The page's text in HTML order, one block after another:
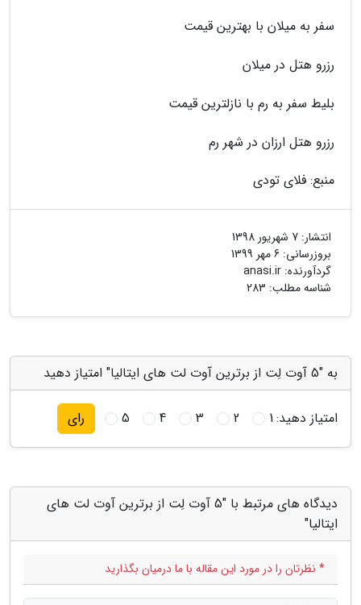
سفر به میلان با بهترین قیمت
رزرو هتل در میلان
بلیط سفر به رم با نازلترین قیمت
رزرو هتل ارزان در شهر رم
منبع: فلای تودی
انتشار: 7 شهریور 1398
بروزرسانی: 6 مهر 1399
گردآورنده: anasi.ir
شناسه مطلب: 283
به "5 آوت لِت از برترین آوت لت های ایتالیا" امتیاز دهید
امتیاز دهید:1
2
3
4
5 رای
دیدگاه های مرتبط با "5 آوت لِت از برترین آوت لت های
ایتالیا"
* نظرتان را در مورد این مقاله با ما درمیان بگذارید